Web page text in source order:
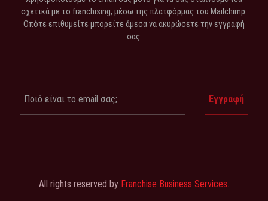
σχετικά με το franchising, μέσω της πλατφόρμας του Mailchimp.
Οπότε επιθυμείτε μπορείτε άμεσα να ακυρώσετε την εγγραφή
σας.
All rights reserved by Franchise Business Services.